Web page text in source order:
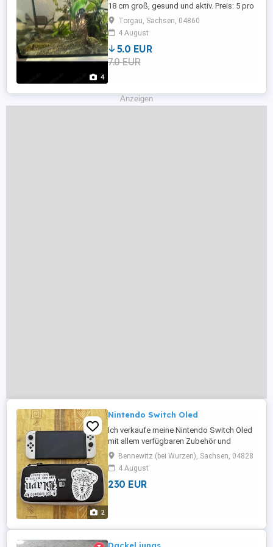
4
18 cm groß, gesund und aktiv. Preis: 5 pro
Stück. Nur in gute Hände abzugeben! Nur
Abholung. Bei Interesse gerne melden.
Torgau, Sachsen, 04860
4 August
5.0 EUR
7.0 EUR
Anzeigen
2
Nintendo Switch Oled
Ich verkaufe meine Nintendo Switch Oled
mit allem verfügbaren Zubehör und
funktioniert einwandfrei. Der Nintendo
verfügt über Spiele und einen Controller.
und Versand ist auch möglich
Bennewitz (bei Wurzen), Sachsen, 04828
4 August
230 EUR